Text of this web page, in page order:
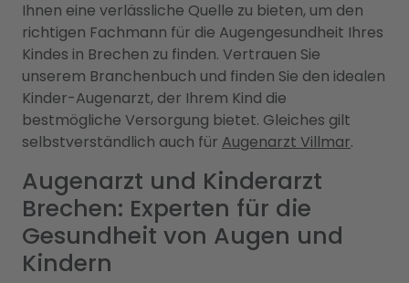
Ihnen eine verlässliche Quelle zu bieten, um den
richtigen Fachmann für die Augengesundheit Ihres
Kindes in Brechen zu finden. Vertrauen Sie
unserem Branchenbuch und finden Sie den idealen
Kinder-Augenarzt, der Ihrem Kind die
bestmögliche Versorgung bietet. Gleiches gilt
selbstverständlich auch für Augenarzt Villmar.
Augenarzt und Kinderarzt
Brechen: Experten für die
Gesundheit von Augen und
Kindern